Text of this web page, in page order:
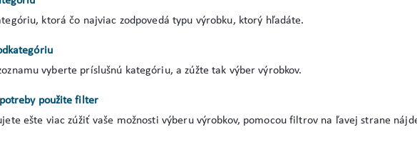
ktorá čo najviac zodpovedá typu výrobku, ktorý hľadáte.
vyberte príslušnú kategóriu, a zúžte tak výber výrobkov.
použite filter
ešte viac zúžiť vaše možnosti výberu výrobkov, pomocou filtrov na ľavej strane